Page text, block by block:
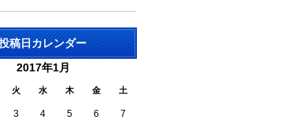
稿日カレンダー
2017年1月
火 水 木 金 土
3 4 5 6 7